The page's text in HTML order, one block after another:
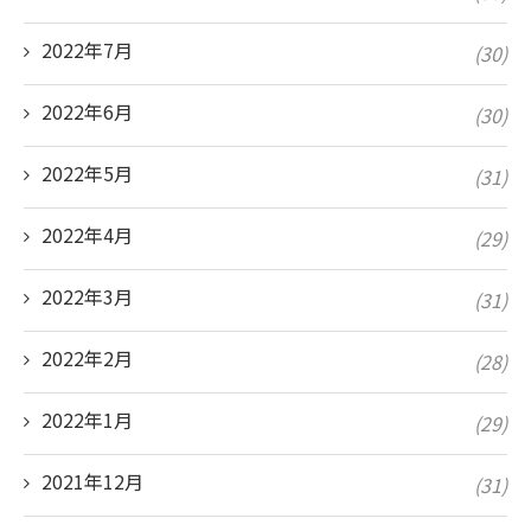
2022年7月 (30)
2022年6月 (30)
2022年5月 (31)
2022年4月 (29)
2022年3月 (31)
2022年2月 (28)
2022年1月 (29)
2021年12月 (31)